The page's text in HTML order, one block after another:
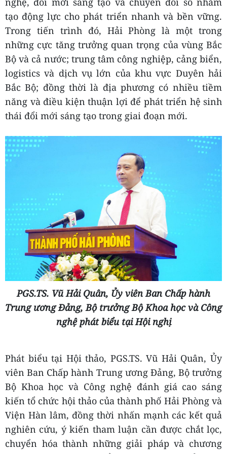
tạo động lực cho phát triển nhanh và bền vững.
Trong tiến trình đó, Hải Phòng là một trong
những cực tăng trưởng quan trọng của vùng Bắc
Bộ và cả nước; trung tâm công nghiệp, cảng biển,
logistics và dịch vụ lớn của khu vực Duyên hải
Bắc Bộ; đồng thời là địa phương có nhiều tiềm
năng và điều kiện thuận lợi để phát triển hệ sinh
thái đổi mới sáng tạo trong giai đoạn mới.
PGS.TS. Vũ Hải Quân, Ủy viên Ban Chấp hành
Trung ương Đảng, Bộ trưởng Bộ Khoa học và Công
nghệ phát biểu tại Hội nghị
Phát biểu tại Hội thảo, PGS.TS. Vũ Hải Quân, Ủy
viên Ban Chấp hành Trung ương Đảng, Bộ trưởng
Bộ Khoa học và Công nghệ đánh giá cao sáng
kiến tổ chức hội thảo của thành phố Hải Phòng và
Viện Hàn lâm, đồng thời nhấn mạnh các kết quả
nghiên cứu, ý kiến tham luận cần được chắt lọc,
chuyển hóa thành những giải pháp và chương